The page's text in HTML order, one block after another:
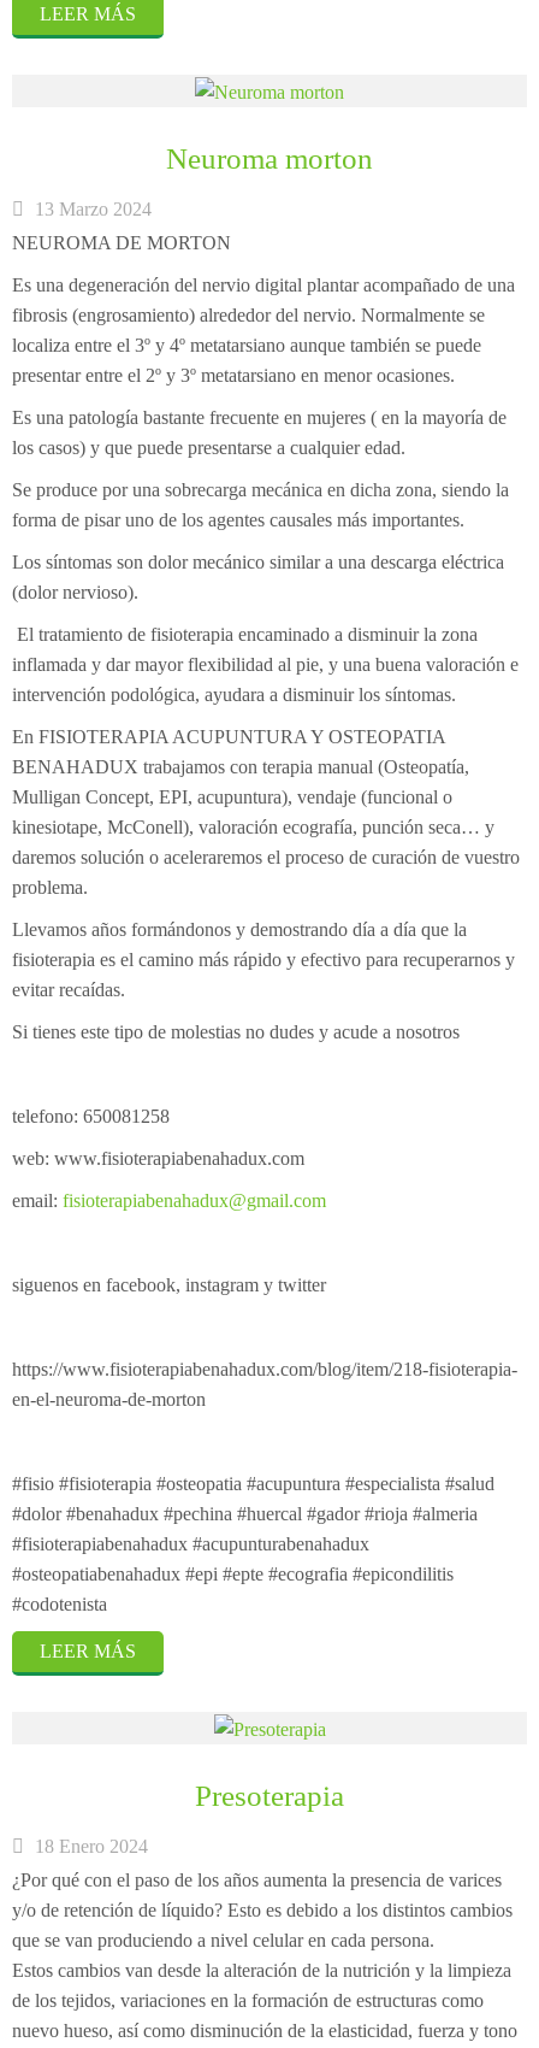
LEER MÁS
Neuroma morton
13 Marzo 2024
NEUROMA DE MORTON
Es una degeneración del nervio digital plantar acompañado de una
fibrosis (engrosamiento) alrededor del nervio. Normalmente se
localiza entre el 3º y 4º metatarsiano aunque también se puede
presentar entre el 2º y 3º metatarsiano en menor ocasiones.
Es una patología bastante frecuente en mujeres ( en la mayoría de
los casos) y que puede presentarse a cualquier edad.
Se produce por una sobrecarga mecánica en dicha zona, siendo la
forma de pisar uno de los agentes causales más importantes.
Los síntomas son dolor mecánico similar a una descarga eléctrica
(dolor nervioso).
El tratamiento de fisioterapia encaminado a disminuir la zona
inflamada y dar mayor flexibilidad al pie, y una buena valoración e
intervención podológica, ayudara a disminuir los síntomas.
En FISIOTERAPIA ACUPUNTURA Y OSTEOPATIA
BENAHADUX trabajamos con terapia manual (Osteopatía,
Mulligan Concept, EPI, acupuntura), vendaje (funcional o
kinesiotape, McConell), valoración ecografía, punción seca… y
daremos solución o aceleraremos el proceso de curación de vuestro
problema.
Llevamos años formándonos y demostrando día a día que la
fisioterapia es el camino más rápido y efectivo para recuperarnos y
evitar recaídas.
Si tienes este tipo de molestias no dudes y acude a nosotros
telefono: 650081258
web: www.fisioterapiabenahadux.com
email: fisioterapiabenahadux@gmail.com
siguenos en facebook, instagram y twitter
https://www.fisioterapiabenahadux.com/blog/item/218-fisioterapia-
en-el-neuroma-de-morton
#fisio #fisioterapia #osteopatia #acupuntura #especialista #salud
#dolor #benahadux #pechina #huercal #gador #rioja #almeria
#fisioterapiabenahadux #acupunturabenahadux
#osteopatiabenahadux #epi #epte #ecografia #epicondilitis
#codotenista
LEER MÁS
Presoterapia
18 Enero 2024
¿Por qué con el paso de los años aumenta la presencia de varices
y/o de retención de líquido? Esto es debido a los distintos cambios
que se van produciendo a nivel celular en cada persona.
Estos cambios van desde la alteración de la nutrición y la limpieza
de los tejidos, variaciones en la formación de estructuras como
nuevo hueso, así como disminución de la elasticidad, fuerza y tono